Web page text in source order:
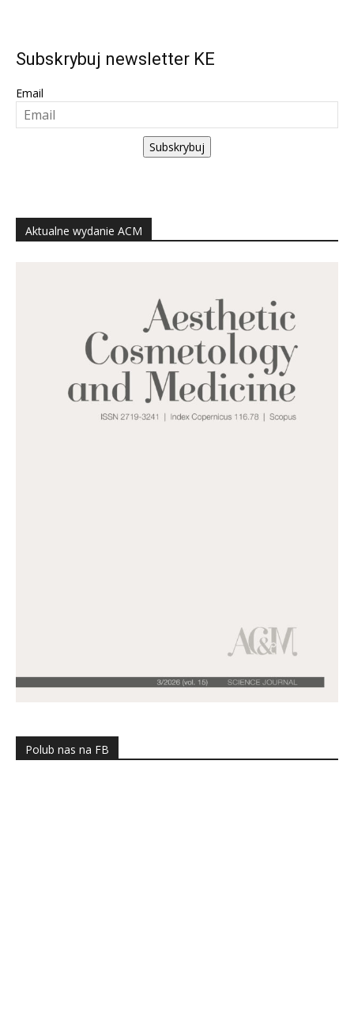
Subskrybuj newsletter KE
Email
Subskrybuj
Aktualne wydanie ACM
Polub nas na FB